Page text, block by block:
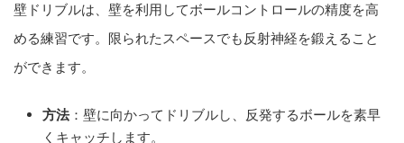
壁ドリブルは、壁を利用してボールコントロールの精度を高
める練習です。限られたスペースでも反射神経を鍛えること
ができます。
方法：壁に向かってドリブルし、反発するボールを素早
くキャッチします。